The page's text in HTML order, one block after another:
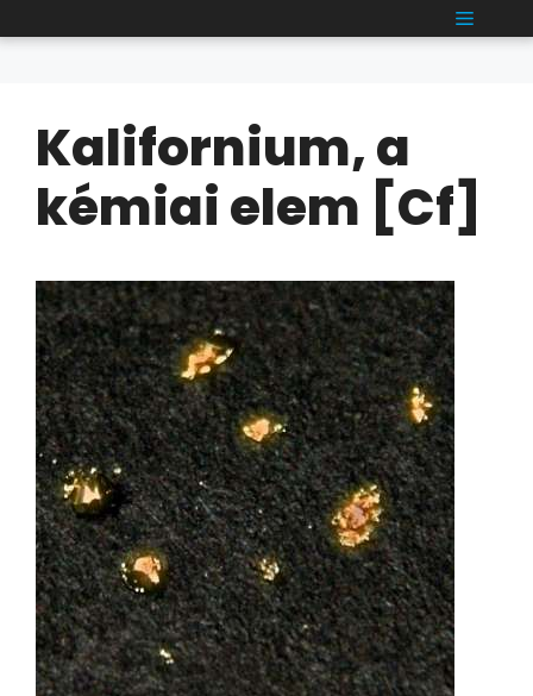
a
MENÜ
Kalifornium, a
kémiai elem [Cf]